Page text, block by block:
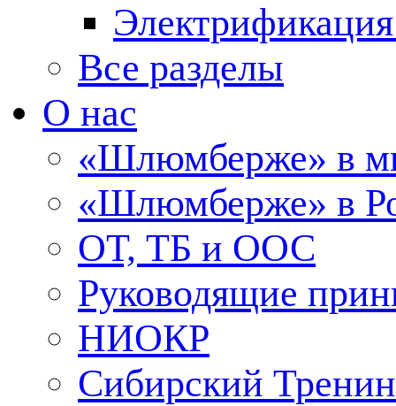
Все разделы
О нас
«Шлюмберже» в
«Шлюмберже» в
ОТ, ТБ и ООС
Руководящие
НИОКР
Сибирский